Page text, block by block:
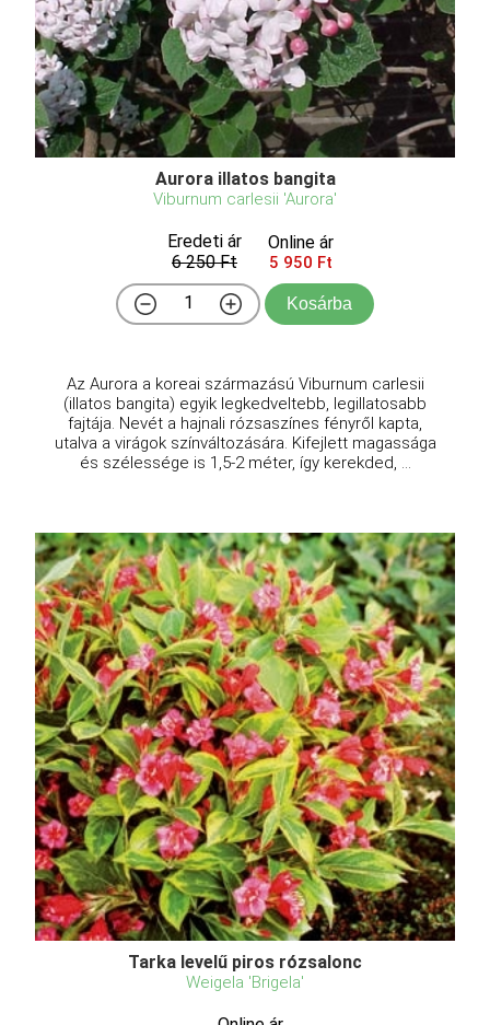
Aurora illatos bangita
Viburnum carlesii 'Aurora'
Eredeti ár
6 250 Ft
Online ár
5 950 Ft
Kosárba
Az Aurora a koreai származású Viburnum carlesii
(illatos bangita) egyik legkedveltebb, legillatosabb
fajtája. Nevét a hajnali rózsaszínes fényről kapta,
utalva a virágok színváltozására. Kifejlett magassága
és szélessége is 1,5-2 méter, így kerekded, ...
Tarka levelű piros rózsalonc
Weigela 'Brigela'